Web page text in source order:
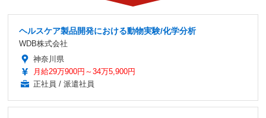
ヘルスケア製品開発における動物実験/化学分析
WDB株式会社
神奈川県
月給29万900円～34万5,900円
正社員 / 派遣社員